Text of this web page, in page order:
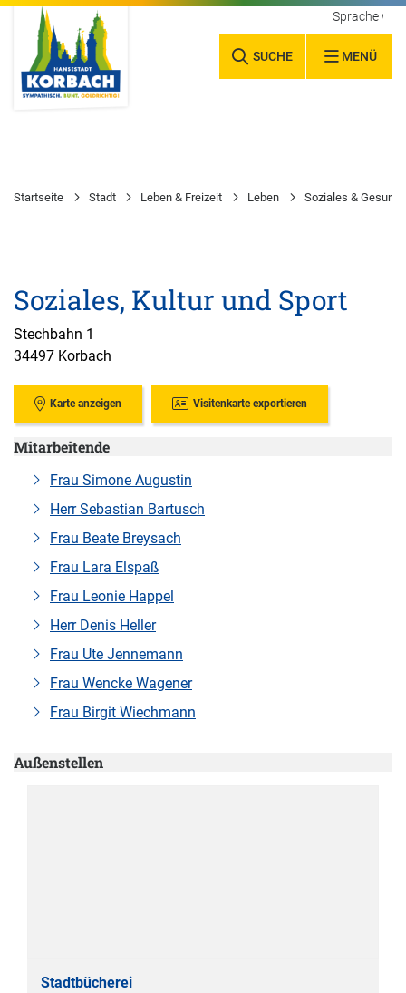
SUCHE MENÜ
Sprache
Startseite Stadt Leben & Freizeit Leben Soziales &
Soziales, Kultur und Sport
Stechbahn 1
34497 Korbach
Karte anzeigen Visitenkarte exportieren
Mitarbeitende
Frau Simone Augustin
Herr Sebastian Bartusch
Frau Beate Breysach
Frau Lara Elspaß
Frau Leonie Happel
Herr Denis Heller
Frau Ute Jennemann
Frau Wencke Wagener
Frau Birgit Wiechmann
Außenstellen
Stadtbücherei